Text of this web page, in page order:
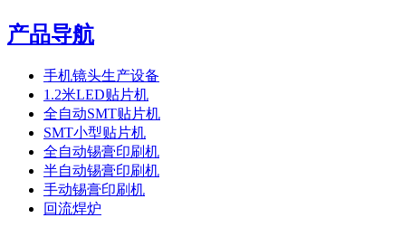
产品导航
手机镜头生产设备
1.2米LED贴片机
全自动SMT贴片机
SMT小型贴片机
全自动锡膏印刷机
半自动锡膏印刷机
手动锡膏印刷机
回流焊炉